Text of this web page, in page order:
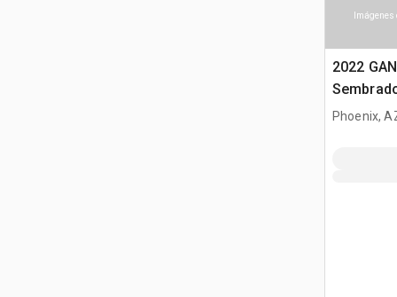
2022
Phoenix,